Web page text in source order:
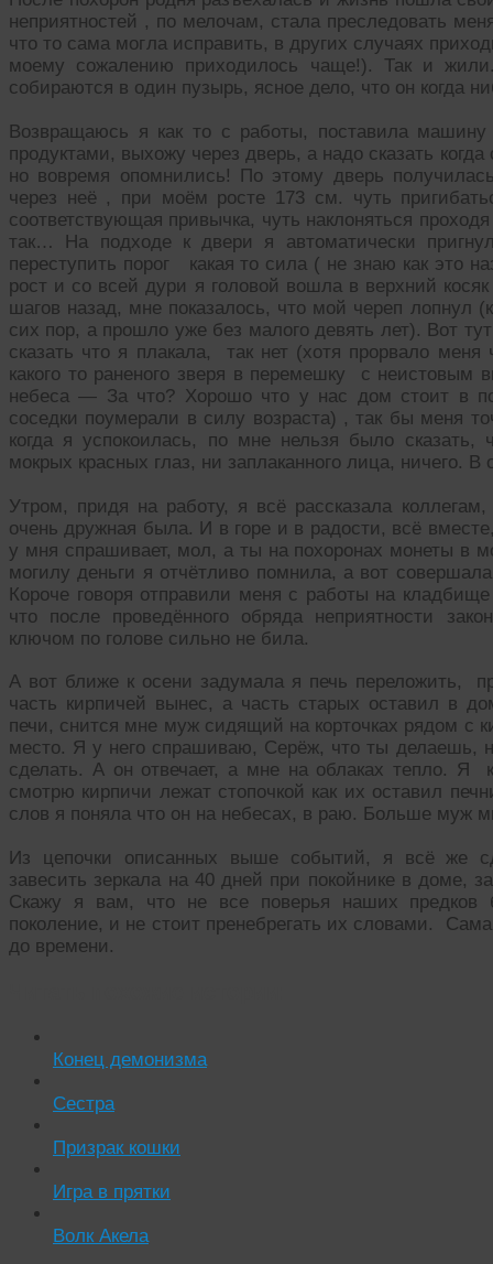
неприятностей , по мелочам, стала преследовать
что то сама могла исправить, в других случаях
моему сожалению приходилось чаще!). Так и
собираются в один пузырь, ясное дело, что он когда
Возвращаюсь я как то с работы, поставила
продуктами, выхожу через дверь, а надо сказать
но вовремя опомнились! По этому дверь
через неё , при моём росте 173 см. чуть
соответствующая привычка, чуть наклоняться
так… На подходе к двери я автоматически
переступить порог какая то сила ( не знаю как это
рост и со всей дури я головой вошла в верхний
шагов назад, мне показалось, что мой череп лопнул
сих пор, а прошло уже без малого девять лет). Вот
сказать что я плакала, так нет (хотя прорвало
какого то раненого зверя в перемешку с неистовым
небеса — За что? Хорошо что у нас дом стоит в
соседки поумерали в силу возраста) , так бы меня
когда я успокоилась, по мне нельзя было
мокрых красных глаз, ни заплаканного лица, ничего.
Утром, придя на работу, я всё рассказала
очень дружная была. И в горе и в радости, всё
у мня спрашивает, мол, а ты на похоронах монеты в
могилу деньги я отчётливо помнила, а вот
Короче говоря отправили меня с работы на
что после проведённого обряда неприятности
ключом по голове сильно не била.
А вот ближе к осени задумала я печь переложить,
часть кирпичей вынес, а часть старых оставил в
печи, снится мне муж сидящий на корточках рядом с
место. Я у него спрашиваю, Серёж, что ты делаешь,
сделать. А он отвечает, а мне на облаках тепло. Я
смотрю кирпичи лежат стопочкой как их оставил
слов я поняла что он на небесах, в раю. Больше муж
Из цепочки описанных выше событий, я всё же
завесить зеркала на 40 дней при покойнике в доме,
Скажу я вам, что не все поверья наших
поколение, и не стоит пренебрегать их словами.
до времени.
Конец демонизма
Сестра
Призрак кошки
Игра в прятки
Волк Акела